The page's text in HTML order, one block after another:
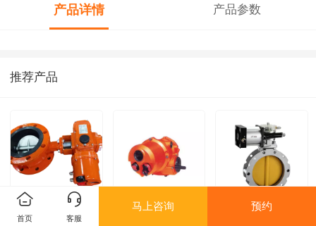
产品详情 产品参数
推荐产品
电动一体化蝶阀
首页 客服
马上咨询 预约